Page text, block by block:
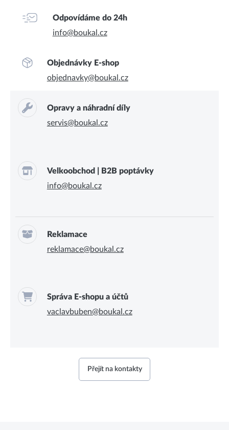
Odpovídáme do 24h
info@boukal.cz
Objednávky E-shop
objednavky@boukal.cz
Opravy a náhradní díly
servis@boukal.cz
Velkoobchod | B2B poptávky
info@boukal.cz
Reklamace
reklamace@boukal.cz
Správa E-shopu a účtů
vaclavbuben@boukal.cz
Přejít na kontakty